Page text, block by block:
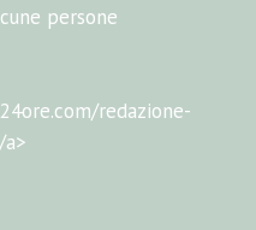
persone
redazione-